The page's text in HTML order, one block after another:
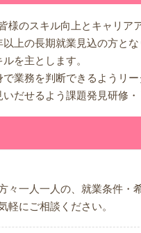
様のスキル向上とキャリ
上の長期就業見込の方とな
を主とします。
業務を判断できるようリー
だせるよう課題発見研修・
々一人一人の、就業条件・
軽にご相談ください。